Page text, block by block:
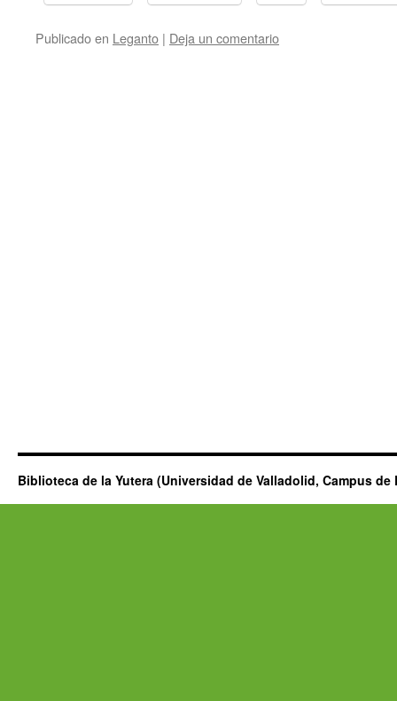
Publicado en Leganto | Deja un comentario
Biblioteca de la Yutera (Universidad de Valladolid, Campus de